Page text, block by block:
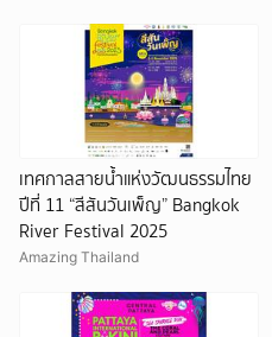
เทศกาลสายน้ำแห่งวัฒนธรรมไทย
ปีที่ 11 “สีสันวันเพ็ญ” Bangkok
River Festival 2025
Amazing Thailand